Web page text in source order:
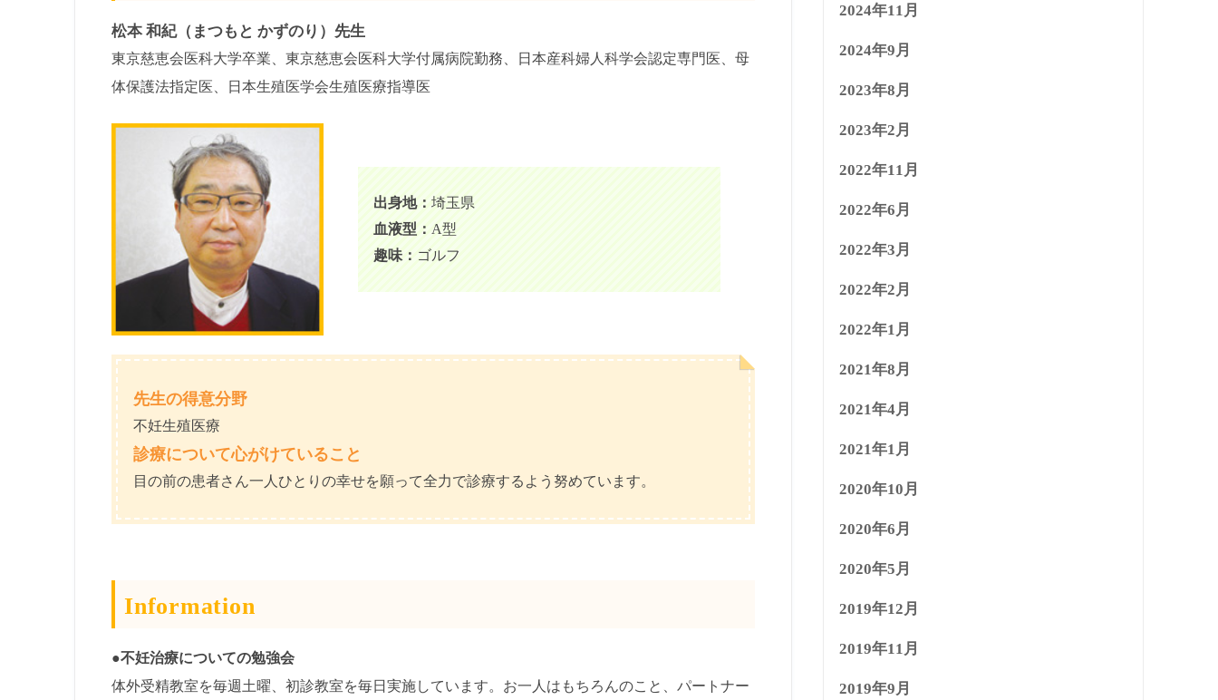
松本 和紀（まつもと かずのり）先生
東京慈恵会医科大学卒業、東京慈恵会医科大学付属病院勤務、日本産科婦人科学会認定専門医、母
体保護法指定医、日本生殖医学会生殖医療指導医
出身地：埼玉県
血液型：A型
趣味： ゴルフ
先生の得意分野
不妊生殖医療
診療について心がけていること
目の前の患者さん一人ひとりの幸せを願って全力で診療するよう努めています。
Information
●不妊治療についての勉強会
体外受精教室を毎週土曜、初診教室を毎日実施しています。お一人はもちろんのこと、パートナー
2024年11月
2024年9月
2023年8月
2023年2月
2022年11月
2022年6月
2022年3月
2022年2月
2022年1月
2021年8月
2021年4月
2021年1月
2020年10月
2020年6月
2020年5月
2019年12月
2019年11月
2019年9月